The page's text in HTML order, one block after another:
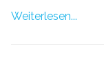
Weiterlesen...